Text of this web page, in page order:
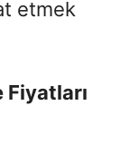
etmek